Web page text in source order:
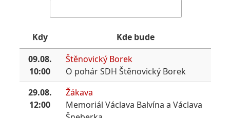
Kdy
Kde bude
09.08.
10:00
Štěnovický Borek
O pohár SDH Štěnovický Borek
29.08.
12:00
Žákava
Memoriál Václava Balvína a Václava